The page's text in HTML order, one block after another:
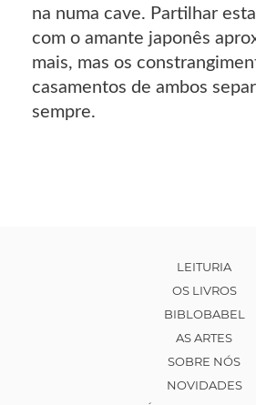
na numa cave. Partilhar
com o amante japonês
mais, mas os
casamentos de ambos
sempre.
LEITURIA
OS LIVROS
BIBLOBABEL
AS ARTES
SOBRE NÓS
NOVIDADES